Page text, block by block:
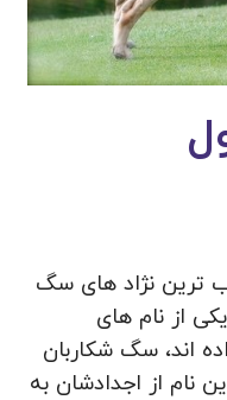
ترین نژاد های سگ
از نام های
اند، سگ شکاربان
نام از اجدادشان به